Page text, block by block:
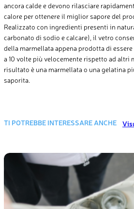
ancora calde e devono rilasciare
calore per ottenere il miglior sapore del
Realizzato con ingredienti presenti in
carbonato di sodio e calcare), il vetro
della marmellata appena prodotta di
a 10 volte più velocemente rispetto ad altri
risultato è una marmellata o una gelatina
saporita.
TI POTREBBE INTERESSARE ANCHE